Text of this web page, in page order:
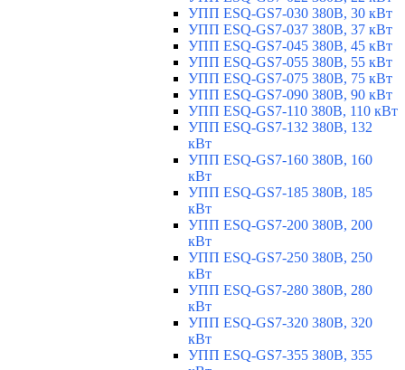
УПП ESQ-GS7-030 380В, 30 кВт
УПП ESQ-GS7-037 380В, 37 кВт
УПП ESQ-GS7-045 380В, 45 кВт
УПП ESQ-GS7-055 380В, 55 кВт
УПП ESQ-GS7-075 380В, 75 кВт
УПП ESQ-GS7-090 380В, 90 кВт
УПП ESQ-GS7-110 380В, 110 кВт
УПП ESQ-GS7-132 380В, 132
кВт
УПП ESQ-GS7-160 380В, 160
кВт
УПП ESQ-GS7-185 380В, 185
кВт
УПП ESQ-GS7-200 380В, 200
кВт
УПП ESQ-GS7-250 380В, 250
кВт
УПП ESQ-GS7-280 380В, 280
кВт
УПП ESQ-GS7-320 380В, 320
кВт
УПП ESQ-GS7-355 380В, 355